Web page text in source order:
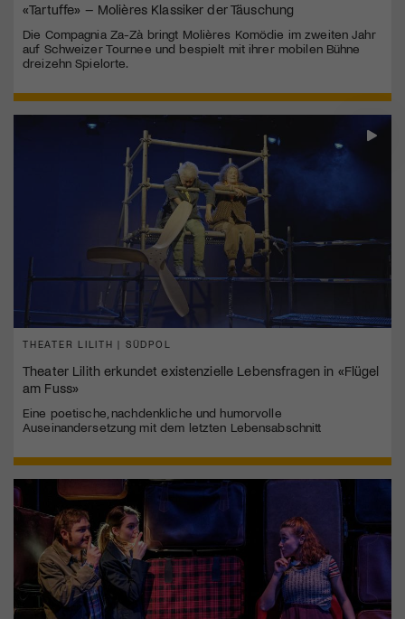
«Tartuffe» – Molières Klassiker der Täuschung
Die Compagnia Za-Zà bringt Molières Komödie im zweiten Jahr
auf Schweizer Tournee und bespielt mit ihrer mobilen Bühne
dreizehn Spielorte.
THEATER LILITH | SÜDPOL
Theater Lilith erkundet existenzielle Lebensfragen in «Flügel
am Fuss»
Eine poetische, nachdenkliche und humorvolle
Auseinandersetzung mit dem letzten Lebensabschnitt